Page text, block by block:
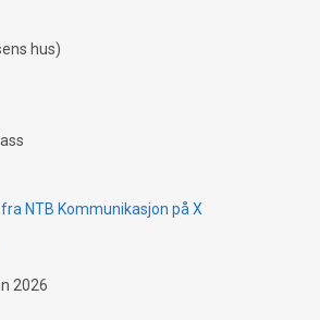
hus)
NTB Kommunikasjon på X
2026